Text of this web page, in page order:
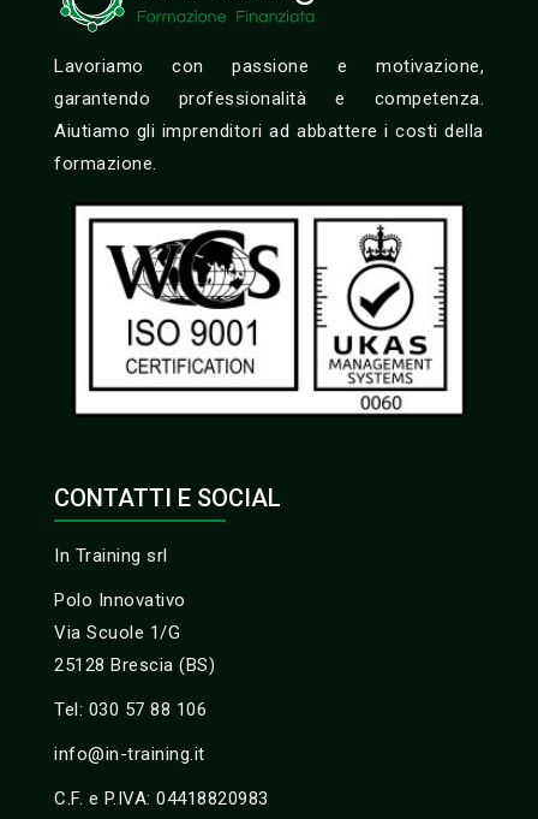
Lavoriamo con passione e motivazione,
garantendo professionalità e competenza.
Aiutiamo gli imprenditori ad abbattere i costi della
formazione.
CONTATTI E SOCIAL
In Training srl
Polo Innovativo
Via Scuole 1/G
25128 Brescia (BS)
Tel: 030 57 88 106
info@in-training.it
C.F. e P.IVA: 04418820983